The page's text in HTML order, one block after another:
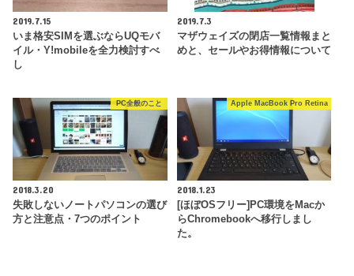
2019.7.15
いま格安SIMを選ぶならUQモバ
イル・Y!mobileを全力検討すべ
し
2019.7.3
マザウェイズの閉店一覧情報まと
めと、セールやお得情報について
PC全般のこと
2018.3.20
失敗しないノートパソコンの選び
方と注意点・7つのポイント
Apple MacBook Pro Retina
2018.1.23
[ほぼOSフリー]PC環境をMacか
らChromebookへ移行しまし
た。